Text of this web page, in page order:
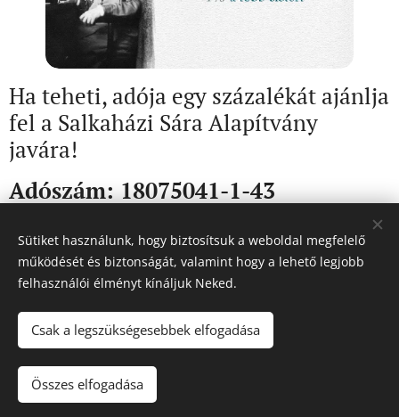
Ha teheti, adója egy százalékát ajánlja
fel a Salkaházi Sára Alapítvány
javára!
Adószám: 18075041-1-43
Share
© 2023-2026Szociális Testvérek Társasága
| Minden jog fenntartva.
Sütiket használunk, hogy biztosítsuk a weboldal megfelelő
működését és biztonságát, valamint hogy a lehető legjobb
felhasználói élményt kínáljuk Neked.
Csak a legszükségesebbek elfogadása
Összes elfogadása